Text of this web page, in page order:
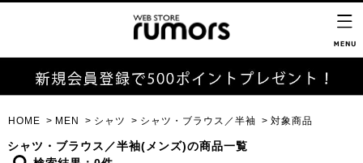
HOME MEN シャツ シャツ・ブラウス／半袖 対象商品
シャツ・ブラウス／半袖(メンズ)の商品一覧